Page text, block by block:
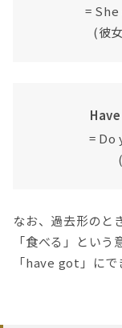
=
(彼
Have
= Do
なお、過去形のと
「食べる」とい
「have got」にで